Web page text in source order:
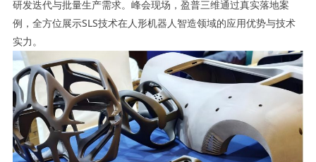
研发迭代与批量生产需求。峰会现场，盈普三维通过真实落地案
例，全方位展示SLS技术在人形机器人智造领域的应用优势与技术
实力。